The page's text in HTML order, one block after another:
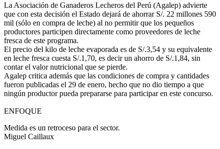
La Asociación de Ganaderos Lecheros del Perú (Agalep) advierte
que con esta decisión el Estado dejará de ahorrar S/. 22 millones 590
mil (sólo en compra de leche) al no permitir que los pequeños
productores participen directamente como proveedores de leche
fresca de este programa.
El precio del kilo de leche evaporada es de S/.3,54 y su equivalente
en leche fresca cuesta S/.1,70, es decir un ahorro de S/.1,84, sin
contar el valor nutricional que se pierde.
Agalep critica además que las condiciones de compra y cantidades
fueron publicadas el 29 de enero, hecho que no dio tiempo a que
ningún productor pueda prepararse para participar en este concurso.
ENFOQUE
Medida es un retroceso para el sector.
Miguel Caillaux